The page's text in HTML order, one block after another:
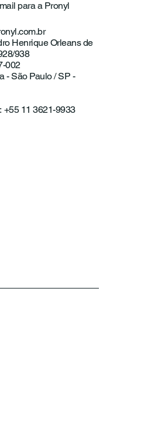
para a Pronyl
Henrique Orleans de
938
002
- São Paulo / SP -
+55 11 3621-9933